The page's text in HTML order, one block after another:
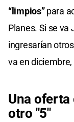
“limpios”para
Planes. Si se va
ingresarían
va en
Una oferta
otro "5"